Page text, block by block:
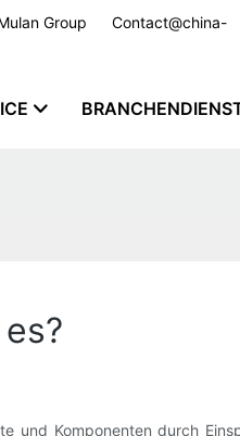
Mulan Group
Contact@china-
Komponenten durch